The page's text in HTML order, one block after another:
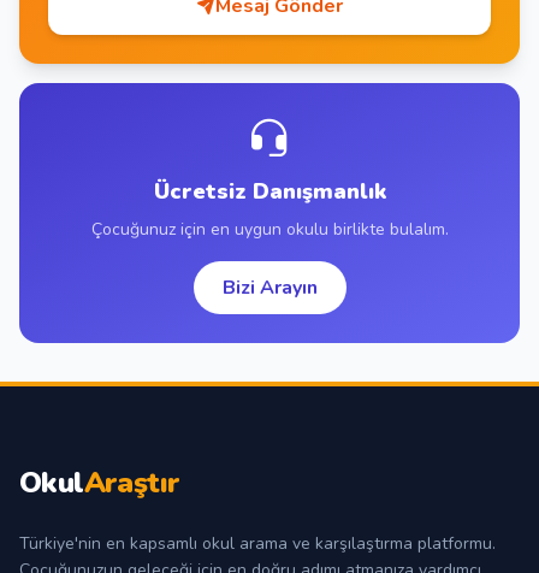
Mesaj Gönder
Ücretsiz Danışmanlık
Çocuğunuz için en uygun okulu birlikte bulalım.
Bizi Arayın
OkulAraştır
Türkiye'nin en kapsamlı okul arama ve karşılaştırma platformu.